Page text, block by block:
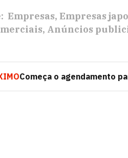
Empresas Empresas
Anúncios
Começa o agendamento